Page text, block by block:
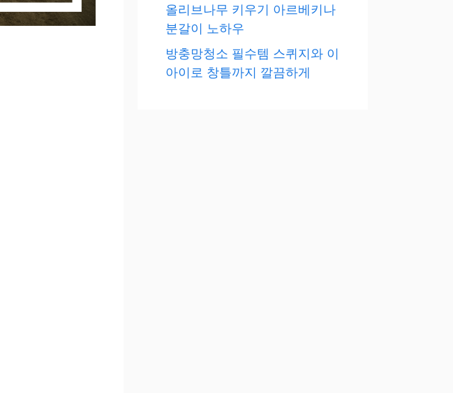
올리브나무 키우기 아르베키나
분갈이 노하우
방충망청소 필수템 스퀴지와 이
아이로 창틀까지 깔끔하게